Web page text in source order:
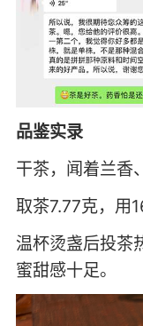
品鉴实录
干茶，闻着兰香
取茶7.77克，用
温杯烫盏后投茶
蜜甜感十足。